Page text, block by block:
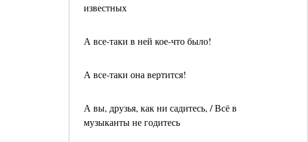
известных
А все-таки в ней кое-что было!
А все-таки она вертится!
А вы, друзья, как ни садитесь, / Всё в
музыканты не годитесь